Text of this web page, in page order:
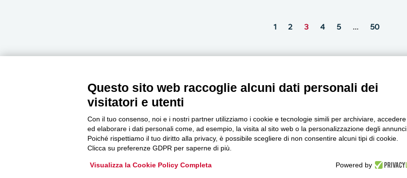
1 2 3 4 5 … 50
Newsletter
Accedi o iscriviti alla nostra Newsletter Legacoop
Informazioni per restare sempre aggiornati sul
mondo della cooperazione.
Questo sito web raccoglie alcuni dati personali dei
visitatori e utenti
Con il tuo consenso, noi e i nostri partner utilizziamo i cookie e tecnologie simili per archiviare, accedere
ed elaborare i dati personali come, ad esempio, la visita al sito web o la personalizzazione degli annunci.
Poiché rispettiamo il tuo diritto alla privacy, è possibile scegliere di non consentire alcuni tipi di cookie.
Clicca su preferenze GDPR per saperne di più.
Visualizza la Cookie Policy Completa Powered by